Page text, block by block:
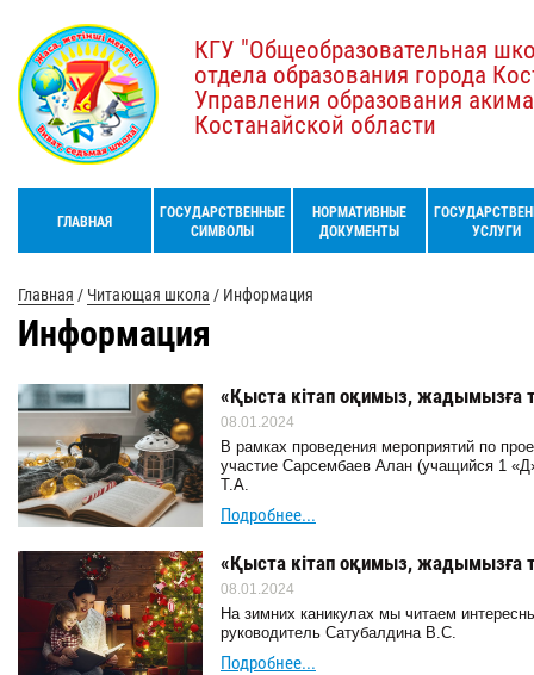
КГУ "Общеобразовательная
отдела образования города
Управления образования
Костанайской области
ГЛАВНАЯ
ГОСУДАРСТВЕННЫЕ
СИМВОЛЫ
НОРМАТИВНЫЕ
ДОКУМЕНТЫ
УСЛУГИ
Главная / Читающая школа / Информация
Информация
«Қыста кітап оқимыз, жадымызға
08.01.2024
В рамках проведения мероприятий по
участие Сарсембаев Алан (учащийся 1
Т.А.
Подробнее...
«Қыста кітап оқимыз, жадымызға
08.01.2024
На зимних каникулах мы читаем
руководитель Сатубалдина В.С.
Подробнее...